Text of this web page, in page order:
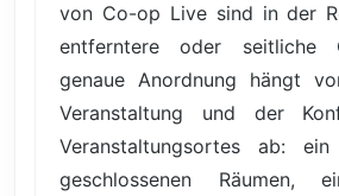
von Co-op Live sind in der
entferntere oder seitliche
genaue Anordnung hängt
Veranstaltung und der
Veranstaltungsortes ab:
geschlossenen Räumen,